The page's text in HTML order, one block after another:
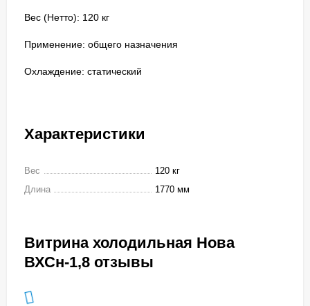
Вес (Нетто): 120 кг
Применение: общего назначения
Охлаждение: статический
Характеристики
Вес
120 кг
Длина
1770 мм
Витрина холодильная Нова
ВХСн-1,8 отзывы